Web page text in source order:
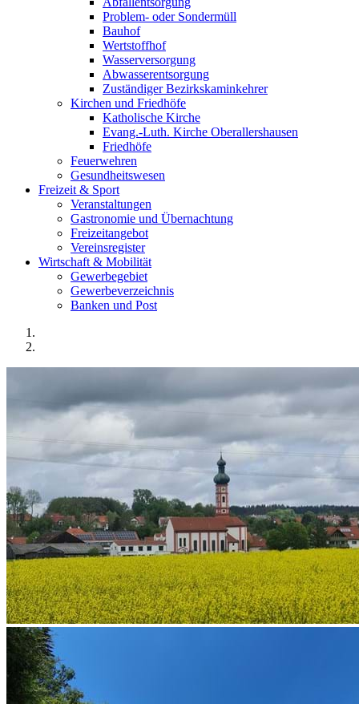
Problem- oder Sondermüll
Bauhof
Wertstoffhof
Wasserversorgung
Abwasserentsorgung
Zuständiger Bezirkskaminkehrer
Kirchen und Friedhöfe
Katholische Kirche
Evang.-Luth. Kirche Oberallershausen
Friedhöfe
Feuerwehren
Gesundheitswesen
Freizeit & Sport
Veranstaltungen
Gastronomie und Übernachtung
Freizeitangebot
Vereinsregister
Wirtschaft & Mobilität
Gewerbegebiet
Gewerbeverzeichnis
Banken und Post